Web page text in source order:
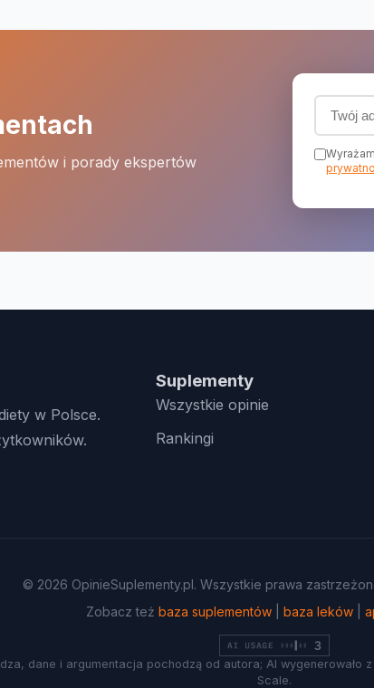
i porady ekspertów
Adres
w Polsce.
Suplementy
Wszystkie opinie
Rankingi
© 2026 OpinieSuplementy.pl. Wszystkie prawa
Zobacz też baza suplementów baza leków
dane i argumentacja pochodzą od autora; AI wygenerowało
Scale.